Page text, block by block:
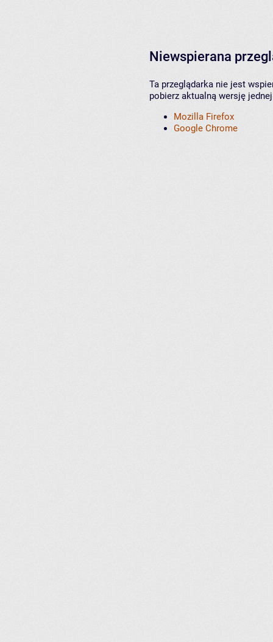
Niewspierana
Ta przeglądarka nie jest
pobierz aktualną wersję
Mozilla Firefox
Google Chrome